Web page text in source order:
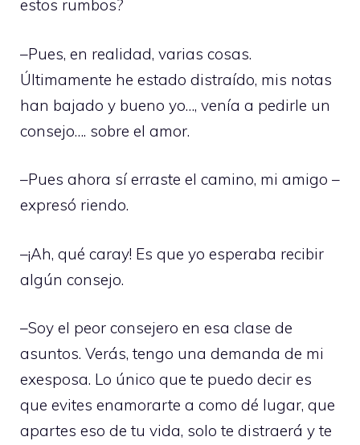
estos rumbos?
–Pues, en realidad, varias cosas.
Últimamente he estado distraído, mis notas
han bajado y bueno yo…, venía a pedirle un
consejo…. sobre el amor.
–Pues ahora sí erraste el camino, mi amigo –
expresó riendo.
–¡Ah, qué caray! Es que yo esperaba recibir
algún consejo.
–Soy el peor consejero en esa clase de
asuntos. Verás, tengo una demanda de mi
exesposa. Lo único que te puedo decir es
que evites enamorarte a como dé lugar, que
apartes eso de tu vida, solo te distraerá y te